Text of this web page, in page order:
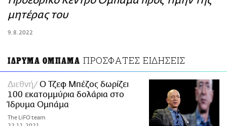
ΑΜΠΑ
μητέρας του
9.8.2022
ΙΔΡΥΜΑ ΟΜΠΑΜΑ ΠΡΟΣΦΑΤΕΣ ΕΙΔΗΣΕΙΣ
Διεθνή
Ο Τζεφ Μπέζος δωρίζει
100 εκατομμύρια δολάρια στο
Ίδρυμα Ομπάμα
The LiFO team